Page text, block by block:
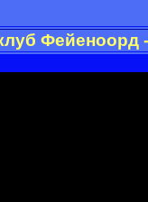
Фейеноорд